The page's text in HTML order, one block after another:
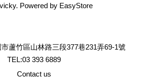
Powered by EasyStore
蘆竹區山林路三段377巷231弄69-1號
TEL:03 393 6889
Contact us